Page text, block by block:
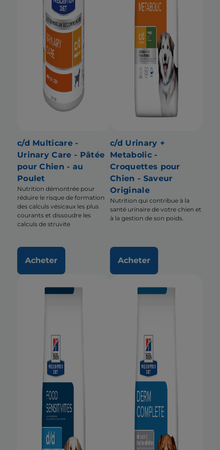
c/d Multicare -
Urinary Care - Pâtée
pour Chien - au
Poulet
Nutrition démontrée pour
réduire le risque de formation
des calculs vésicaux les plus
courants et dissoudre les
calculs de struvite
Acheter
c/d Urinary +
Metabolic -
Croquettes pour
Chien - Saveur
Originale
Nutrition qui contribue à la
santé urinaire de votre chien et
à la gestion de son poids.
Acheter